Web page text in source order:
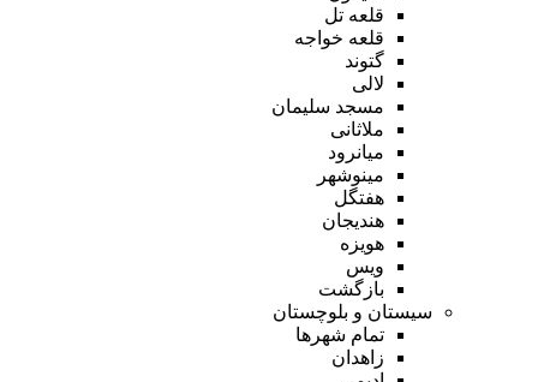
قلعه تل
قلعه خواجه
گتوند
لالی
مسجد سلیمان
ملاثانی
میانرود
مینوشهر
هفتگل
هندیجان
هویزه
ویس
بازگشت
سیستان و بلوچستان
تمام شهر‌ها
زاهدان